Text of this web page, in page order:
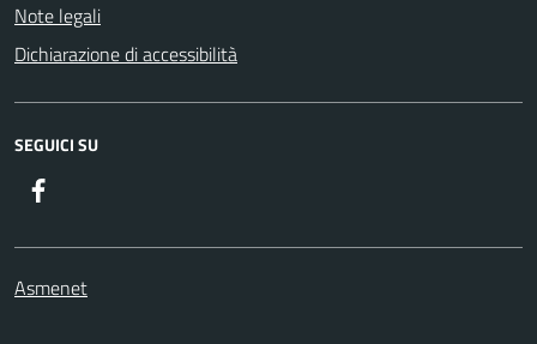
Note legali
Dichiarazione di accessibilità
SEGUICI SU
Asmenet